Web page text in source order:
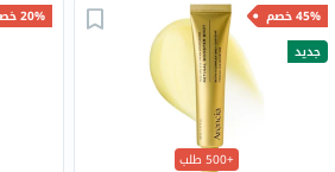
45% خصم
جديد
+500 طلب
20% خصم